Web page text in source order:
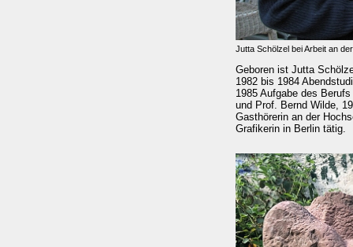
Jutta Schölzel bei Arbeit an
Geboren ist Jutta
1982 bis 1984
1985 Aufgabe des
und Prof. Bernd Wilde,
Gasthörerin an der
Grafikerin in Berlin tätig.